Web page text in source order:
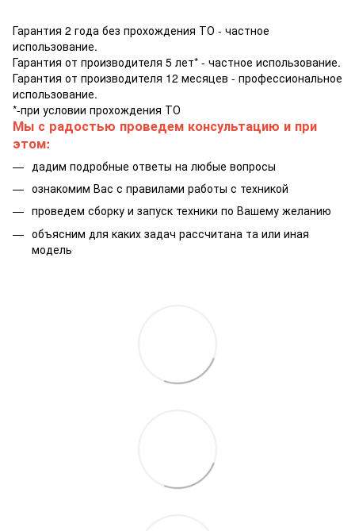
Гарантия 2 года без прохождения ТО - частное
использование.
Гарантия от производителя 5 лет* - частное использование.
Гарантия от производителя 12 месяцев - профессиональное
использование.
*-при условии прохождения ТО
Мы с радостью проведем консультацию и при
этом:
дадим подробные ответы на любые вопросы
ознакомим Вас с правилами работы с техникой
проведем сборку и запуск техники по Вашему желанию
объясним для каких задач рассчитана та или иная
модель